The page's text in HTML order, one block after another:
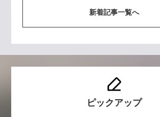
新着記事一覧へ
ピックアップ